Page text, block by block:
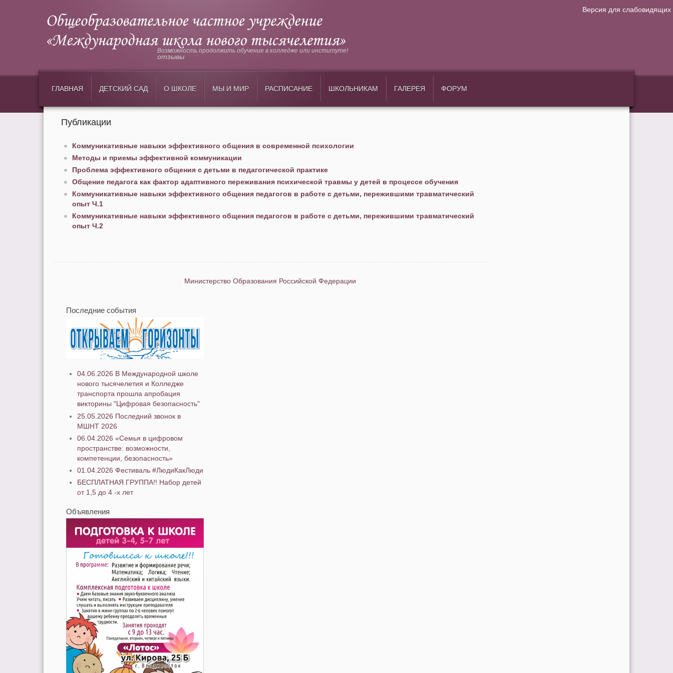
Версия для слабовидящих
Возможность продолжить обучение в колледже или институте!
отзывы
ГЛАВНАЯ ДЕТСКИЙ САД О ШКОЛЕ МЫ И МИР РАСПИСАНИЕ ШКОЛЬНИКАМ ГАЛЕРЕЯ ФОРУМ
Публикации
Коммуникативные навыки эффективного общения в современной психологии
Методы и приемы эффективной коммуникации
Проблема эффективного общения с детьми в педагогической практике
Общение педагога как фактор адаптивного переживания психической травмы у детей в процессе обучения
Коммуникативные навыки эффективного общения педагогов в работе с детьми, пережившими травматический
опыт Ч.1
Коммуникативные навыки эффективного общения педагогов в работе с детьми, пережившими травматический
опыт Ч.2
Министерство Образования Российской Федерации
Последние события
04.06.2026 В Международной школе
нового тысячелетия и Колледже
транспорта прошла апробация
викторины "Цифровая безопасность"
25.05.2026 Последний звонок в
МШНТ 2026
06.04.2026 «Семья в цифровом
пространстве: возможности,
компетенции, безопасность»
01.04.2026 Фестиваль #ЛюдиКакЛюди
БЕСПЛАТНАЯ ГРУППА!! Набор детей
от 1,5 до 4 -х лет
Объявления